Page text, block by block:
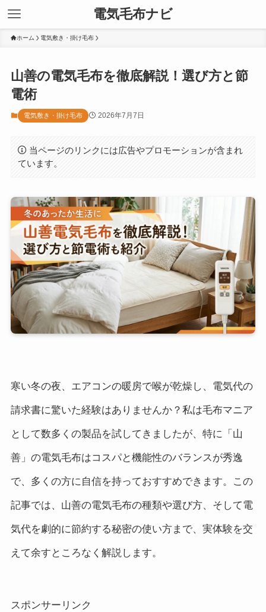
電気毛布ナビ
ホーム 電気敷き・掛け毛布
山善の電気毛布を徹底解説！選び方と節
電術
電気敷き・掛け毛布 2026年7月7日
当ページのリンクには広告やプロモーションが含まれ
ています。
寒い冬の夜、エアコンの暖房で喉が乾燥し、電気代の
請求書に驚いた経験はありませんか？私は毛布マニア
として数多くの製品を試してきましたが、特に「山
善」の電気毛布はコスパと機能性のバランスが秀逸
で、多くの方に自信を持っておすすめできます。この
記事では、山善の電気毛布の種類や選び方、そして電
気代を劇的に節約する秘密の使い方まで、実体験を交
えて余すところなく解説します。
スポンサーリンク